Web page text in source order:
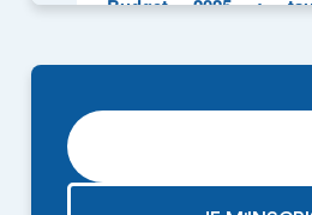
RECEVOIR LA